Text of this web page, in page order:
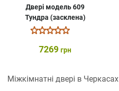
Двері модель 609
Тундра (засклена)
7269 грн
Міжкімнатні двері в Черкасах